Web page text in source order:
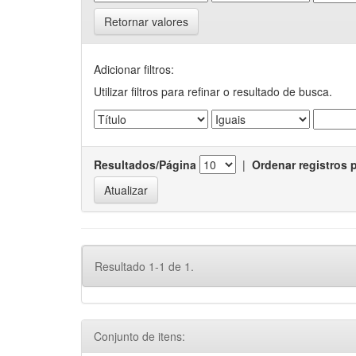
Retornar valores
Adicionar filtros:
Utilizar filtros para refinar o resultado de busca.
Resultados/Página | Ordenar registros
Resultado 1-1 de 1.
Conjunto de itens: